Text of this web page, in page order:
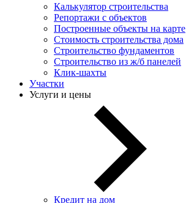
Калькулятор строительства
Репортажи с объектов
Построенные объекты на карте
Стоимость строительства дома
Строительство фундаментов
Строительство из ж/б панелей
Клик-шахты
Участки
Услуги и цены
Кредит на дом